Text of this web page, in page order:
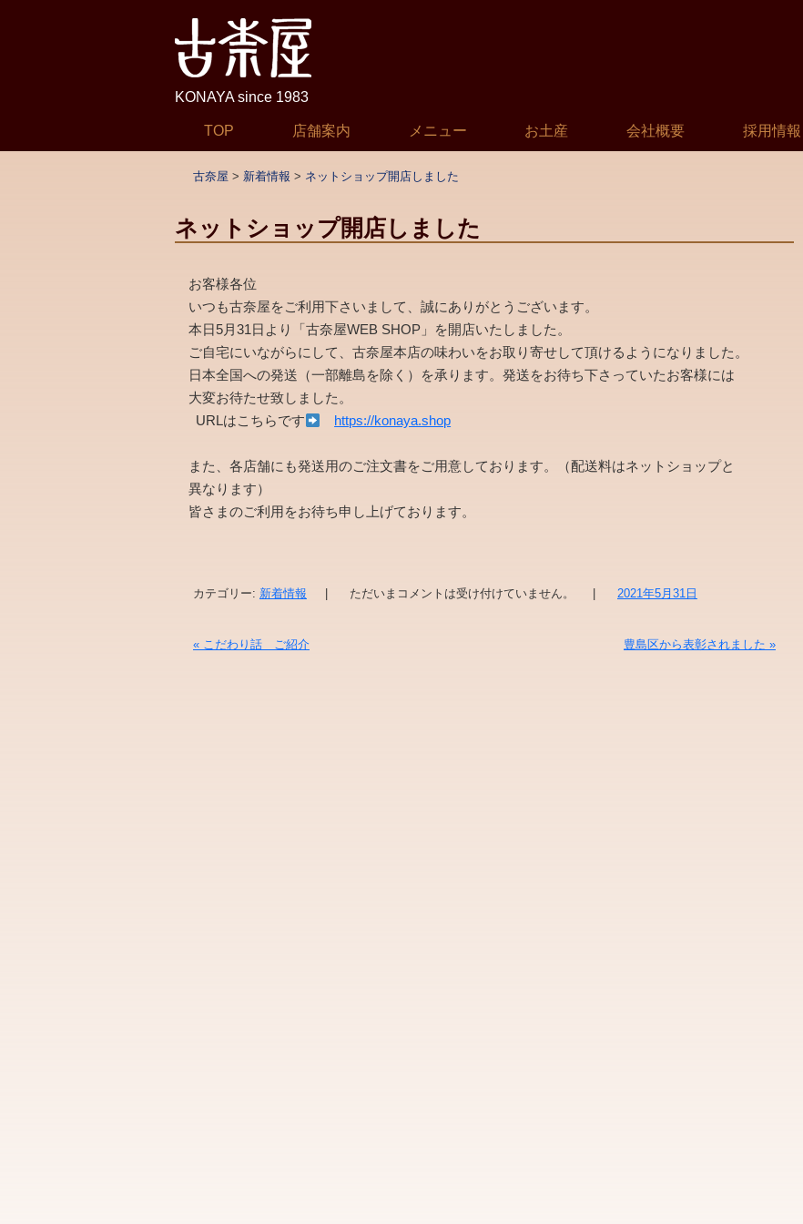
KONAYA since 1983
メインメニュー
テ
ツ
へ
動
TOP 店舗案内 メニュー お土産 会社概要 採用情報
古奈屋 > 新着情報 > ネットショップ開店しました
ネットショップ開店しました
お客様各位
いつも古奈屋をご利用下さいまして、誠にありがとうございます。
本日5月31日より「古奈屋WEB SHOP」を開店いたしました。
ご自宅にいながらにして、古奈屋本店の味わいをお取り寄せして頂けるようになりました。
日本全国への発送（一部離島を除く）を承ります。発送をお待ち下さっていたお客様には
大変お待たせ致しました。
URLはこちらです
https://konaya.shop
また、各店舗にも発送用のご注文書をご用意しております。（配送料はネットショップと
異なります）
皆さまのご利用をお待ち申し上げております。
カテゴリー: 新着情報 ただいまコメントは受け付けていません。 2021年5月31日
« こだわり話 ご紹介 豊島区から表彰されました »